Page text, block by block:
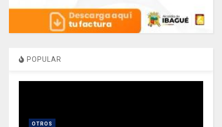
POPULAR
OTROS